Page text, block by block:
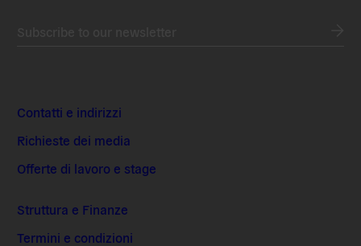
Contatti e indirizzi
Richieste dei media
Offerte di lavoro e stage
Struttura e Finanze
Termini e condizioni